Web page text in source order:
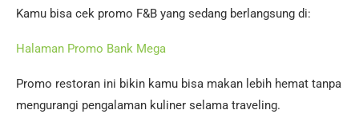
Kamu bisa cek promo F&B yang sedang berlangsung di:
Halaman Promo Bank Mega
Promo restoran ini bikin kamu bisa makan lebih hemat tanpa
mengurangi pengalaman kuliner selama traveling.